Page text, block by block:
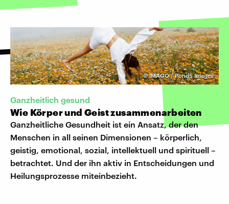
©IMAGO / Pond5 Images
Ganzheitlich gesund
Wie Körper und Geist zusammenarbeiten
Ganzheitliche Gesundheit ist ein Ansatz, der den
Menschen in all seinen Dimensionen – körperlich,
geistig, emotional, sozial, intellektuell und spirituell –
betrachtet. Und der ihn aktiv in Entscheidungen und
Heilungsprozesse miteinbezieht.